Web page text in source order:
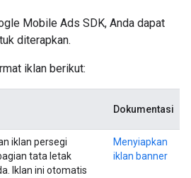
Mobile Ads SDK, Anda dapat
diterapkan.
iklan berikut:
Dokumentasi
iklan persegi
tata letak
Iklan ini otomatis
Menyiapkan
iklan banner